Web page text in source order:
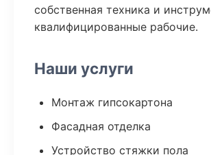
собственная техника и
квалифицированные рабочие.
Наши услуги
Монтаж гипсокартона
Фасадная отделка
Устройство стяжки пола